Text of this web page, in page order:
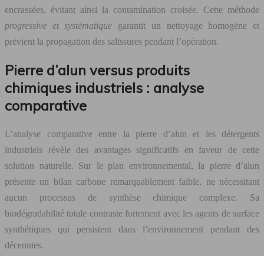
encrassées, évitant ainsi la contamination croisée. Cette méthode
progressive et systématique garantit un nettoyage homogène et
prévient la propagation des salissures pendant l’opération.
Pierre d’alun versus produits
chimiques industriels : analyse
comparative
L’analyse comparative entre la pierre d’alun et les détergents
industriels révèle des avantages significatifs en faveur de cette
solution naturelle. Sur le plan environnemental, la pierre d’alun
présente un bilan carbone remarquablement faible, ne nécessitant
aucun processus de synthèse chimique complexe. Sa
biodégradabilité totale contraste fortement avec les agents de surface
synthétiques qui persistent dans l’environnement pendant des
décennies.